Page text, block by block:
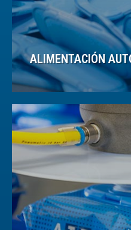
ALIMENTACIÓN